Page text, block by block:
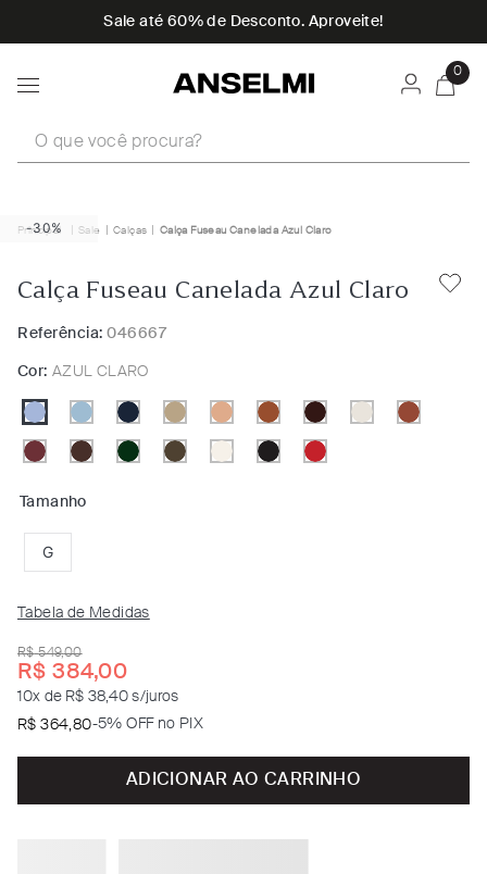
Sale até 60% de Desconto. Aproveite!
0
Sale Calças Calça Fuseau Canelada Azul Claro
-30%
Calça Fuseau Canelada Azul Claro
Referência: 046667
Cor: AZUL CLARO
Tamanho
G
Tabela de Medidas
R$ 549,00
R$ 384,00
10x de R$ 38,40 s/juros
R$ 364,80-5% OFF no PIX
ADICIONAR AO CARRINHO